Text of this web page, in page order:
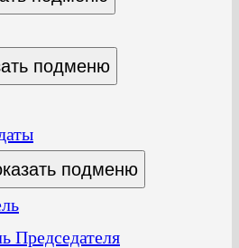
подменю
подменю
Председателя